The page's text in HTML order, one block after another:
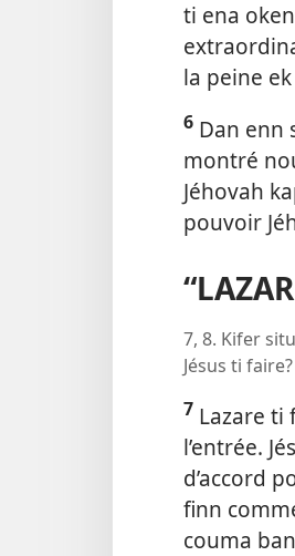
ti ena
la peine
6 Dan enn
montré
Jéhovah
pouvoir
7, 8. Kifer
Jésus ti faire?
7 Lazare ti
l’entrée.
d’accord
finn
couma